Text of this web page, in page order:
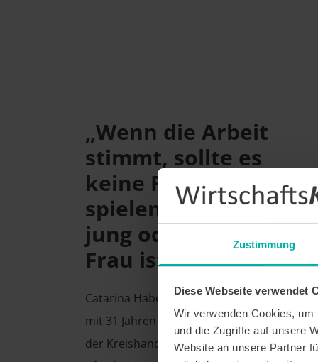
Zustimmung
Diese Webseite verwendet
Wir verwenden Cookies,
und die Zugriffe auf unsere
Website an unsere Partner
„Wenn die Arbeit
stimmt, sollte es
keine Rolle
spielen, ob man
jung oder eine
Frau ist.“
Catarina Haberstroh übernimmt
mit 31 Jahren die Geschäftsführung
der Kreishandwerkerschaft